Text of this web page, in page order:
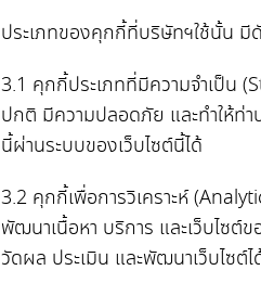
ประเภทของคุกกี้ที่บริษัทฯใช้นั้น มี
3.1 คุกกี้ประเภทที่มีความจำเป็น
ปกติ มีความปลอดภัย และทำให้ท่า
นี้ผ่านระบบของเว็บไซต์นี้ได้
3.2 คุกกี้เพื่อการวิเคราะห์
พัฒนาเนื้อหา บริการ และเว็บไซต์
วัดผล ประเมิน และพัฒนาเว็บไซต์ไ